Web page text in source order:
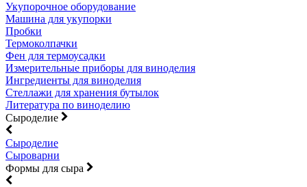
Укупорочное оборудование
Машина для укупорки
Пробки
Термоколпачки
Фен для термоусадки
Измерительные приборы для виноделия
Ингредиенты для виноделия
Стеллажи для хранения бутылок
Литература по виноделию
Сыроделие
Сыроделие
Сыроварни
Формы для сыра